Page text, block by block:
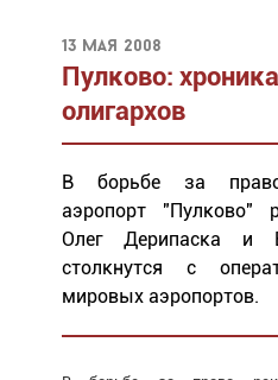
13 мая 2008
Пулково:
олигархов
В борьбе за право
аэропорт "Пулково"
Олег Дерипаска и
столкнутся с
мировых аэропортов.